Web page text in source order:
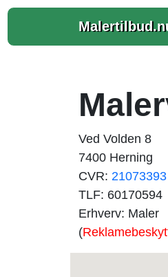
Ved Volden 8
7400 Herning
CVR: 21073393
TLF: 60170594
Erhverv: Maler
(